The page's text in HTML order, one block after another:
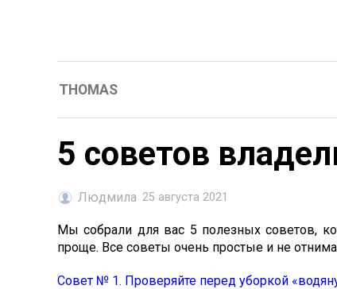
THOMAS
5 советов
Людмила 25 августа 2021
Мы собрали для вас 5 полезных советов,
проще. Все советы очень простые и не
Совет № 1. Проверяйте перед уборкой